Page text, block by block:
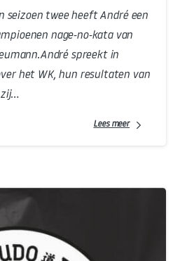
seizoen twee heeft André een
nage-no-kata van
spreekt in
het WK, hun resultaten van
Lees meer